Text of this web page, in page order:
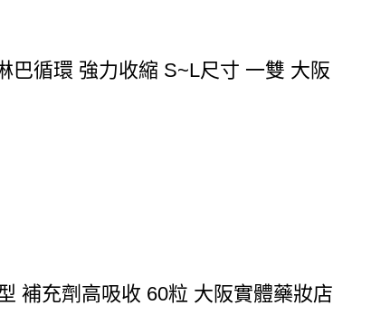
巴循環 強力收縮 S~L尺寸 一雙 大阪
補充劑高吸收 60粒 大阪實體藥妝店